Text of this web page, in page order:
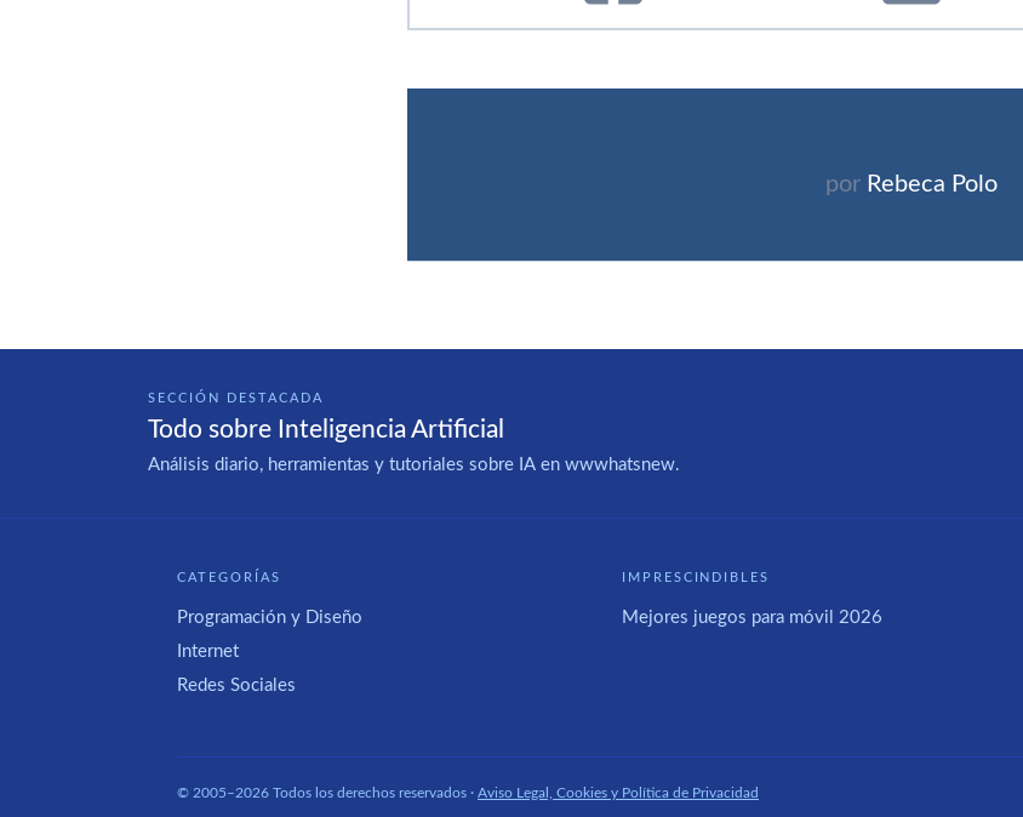
por Rebeca Polo
SECCIÓN DESTACADA
Todo sobre Inteligencia Artificial
Análisis diario, herramientas y tutoriales sobre IA en wwwhatsnew.
CATEGORÍAS
Programación y Diseño
Internet
Redes Sociales
IMPRESCINDIBLES
Mejores juegos para móvil 2026
© 2005–2026 Todos los derechos reservados · Aviso Legal, Cookies y Política de Privacidad